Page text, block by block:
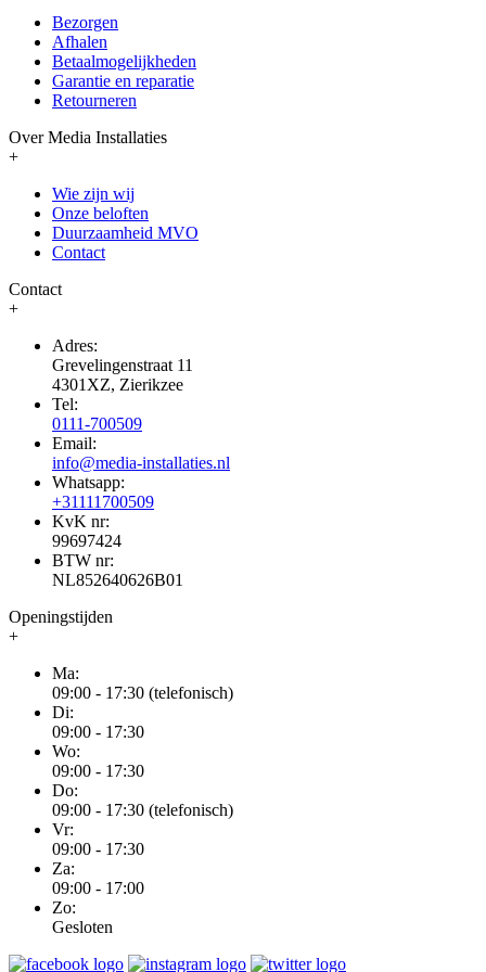
Bezorgen
Afhalen
Betaalmogelijkheden
Garantie en reparatie
Retourneren
Over Media Installaties
+
Wie zijn wij
Onze beloften
Duurzaamheid MVO
Contact
Contact
+
Adres:
Grevelingenstraat 11
4301XZ, Zierikzee
Tel:
0111-700509
Email:
info@media-installaties.nl
Whatsapp:
+31111700509
KvK nr:
99697424
BTW nr:
NL852640626B01
Openingstijden
+
Ma:
09:00 - 17:30 (telefonisch)
Di:
09:00 - 17:30
Wo:
09:00 - 17:30
Do:
09:00 - 17:30 (telefonisch)
Vr:
09:00 - 17:30
Za:
09:00 - 17:00
Zo:
Gesloten